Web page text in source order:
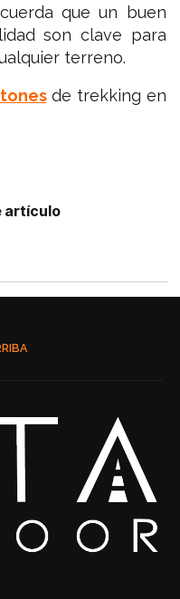
que un buen
son clave para
terreno.
de trekking en
artículo